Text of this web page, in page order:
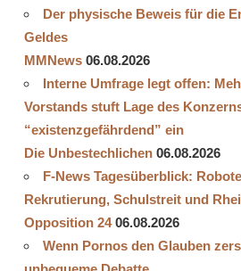
Der physische Beweis für die
Geldes
MMNews 06.08.2026
Interne Umfrage legt offen:
Vorstands stuft Lage des
“existenzgefährdend” ein
Die Unbestechlichen 06.08.2026
F-News Tagesüberblick:
Rekrutierung, Schulstreit und
Opposition 24 06.08.2026
Wenn Pornos den Glauben